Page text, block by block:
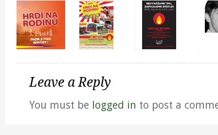
Leave a Reply
You must be logged in to post a